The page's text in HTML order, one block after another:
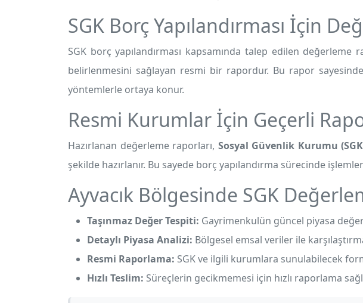
SGK Borç Yapılandırması İçin
SGK borç yapılandırması kapsamında talep edilen
belirlenmesini sağlayan resmi bir rapordur. Bu rapor
yöntemlerle ortaya konur.
Resmi Kurumlar İçin Geçerli
Hazırlanan değerleme raporları, Sosyal Güvenlik Kurumu
şekilde hazırlanır. Bu sayede borç yapılandırma sürecinde
Ayvacık Bölgesinde SGK
Taşınmaz Değer Tespiti: Gayrimenkulün güncel piyasa
Detaylı Piyasa Analizi: Bölgesel emsal veriler ile
Resmi Raporlama: SGK ve ilgili kurumlara sunulabilecek
Hızlı Teslim: Süreçlerin gecikmemesi için hızlı raporlama